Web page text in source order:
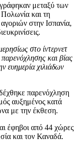
μεταξύ των
και τη
στην Ισπανία,
στο ίντερνετ
και βίας
ευημερία χιλιάδων
παρενόχληση
αυξημένος κατά
με την έκθεση.
έφηβοι από 44 χώρες
και τον Καναδά.